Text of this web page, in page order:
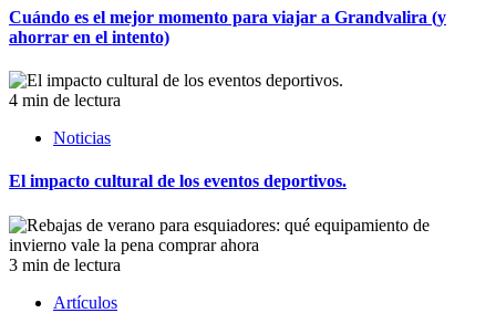
Cuándo es el mejor momento para viajar a Grandvalira (y
ahorrar en el intento)
4 min de lectura
Noticias
El impacto cultural de los eventos deportivos.
3 min de lectura
Artículos